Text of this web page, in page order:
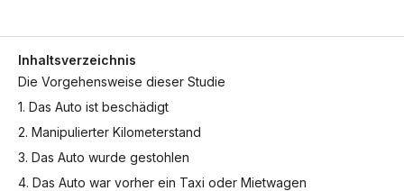
Inhaltsverzeichnis
Die Vorgehensweise dieser Studie
1. Das Auto ist beschädigt
2. Manipulierter Kilometerstand
3. Das Auto wurde gestohlen
4. Das Auto war vorher ein Taxi oder Mietwagen